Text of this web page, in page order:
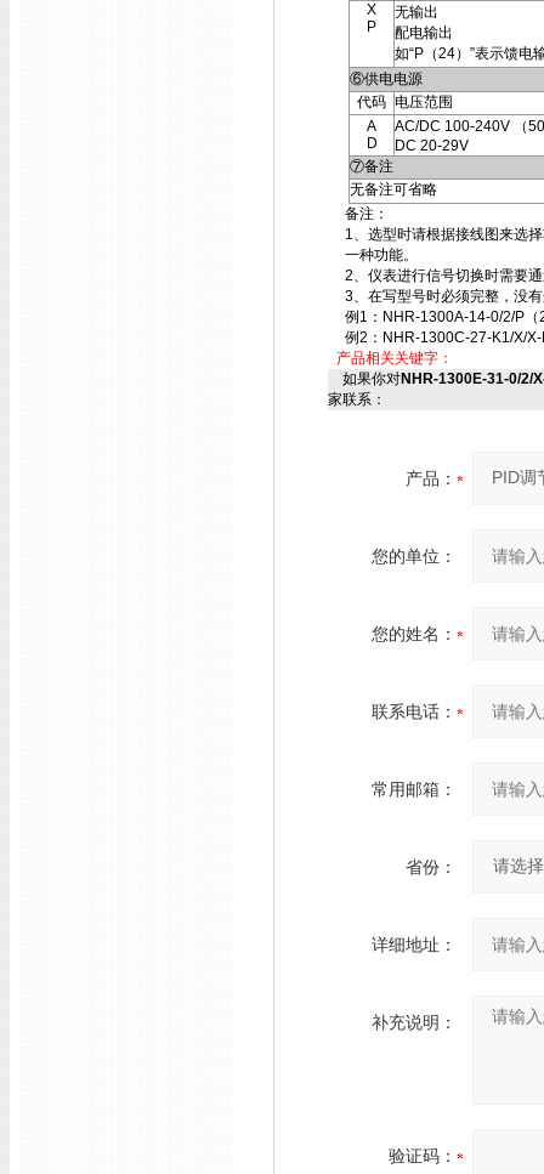
X
P
无输出
配电输出
如“P（24）”表示馈电
⑥供电电源
代码 电压范围
A
D
AC/DC 100-240V （
DC 20-29V
⑦备注
无备注可省略
备注：
1、选型时请根据接线图来选
一种功能。
2、仪表进行信号切换时需要
3、在写型号时必须完整，没
例1：NHR-1300A-14-0/2/P（
例2：NHR-1300C-27-K1/X/X-
产品相关关键字：
如果你对NHR-1300E-31-0/2/
家联系：
产品：
您的单位：
您的姓名：
联系电话：
常用邮箱：
省份：
详细地址：
补充说明：
验证码：